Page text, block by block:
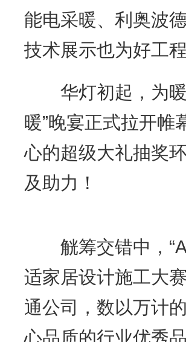
能电采暖、利奥波
技术展示也为好工
华灯初起，为暖
暖”晚宴正式拉开帷
心的超级大礼抽奖
及助力！
觥筹交错中，
适家居设计施工大
通公司，数以万计
心品质的行业优秀